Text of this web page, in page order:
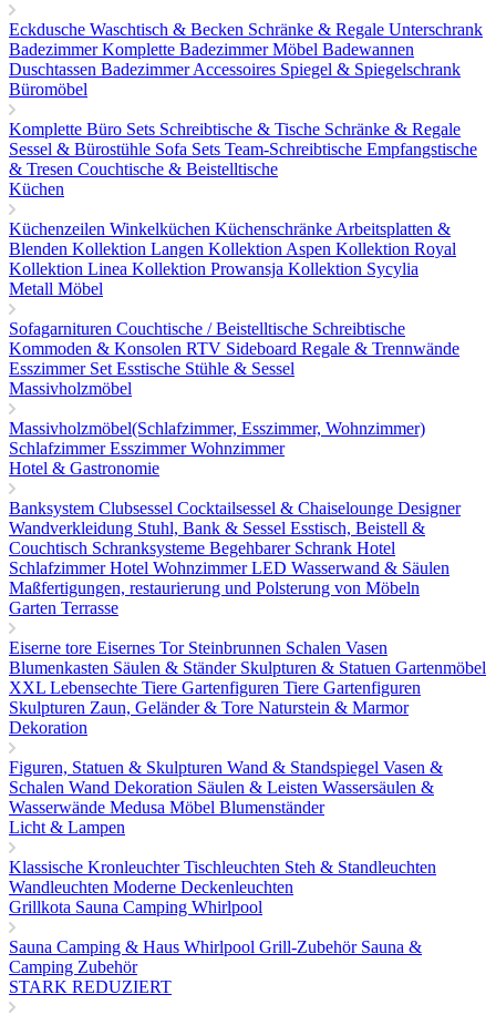
Eckdusche Waschtisch & Becken Schränke & Regale Unterschrank
BadezimmerKomplette Badezimmer Möbel Badewannen
Duschtassen Badezimmer Accessoires Spiegel & Spiegelschrank
Büromöbel
Komplette Büro Sets Schreibtische & Tische Schränke & Regale
Sessel & Bürostühle Sofa Sets Team-Schreibtische Empfangstische
& Tresen Couchtische & Beistelltische
Küchen
Küchenzeilen Winkelküchen Küchenschränke Arbeitsplatten &
Blenden Kollektion Langen Kollektion Aspen Kollektion Royal
Kollektion Linea Kollektion Prowansja Kollektion Sycylia
Metall Möbel
Sofagarnituren Couchtische / Beistelltische Schreibtische
Kommoden & Konsolen RTV Sideboard Regale & Trennwände
Esszimmer Set Esstische Stühle & Sessel
Massivholzmöbel
Massivholzmöbel(Schlafzimmer, Esszimmer, Wohnzimmer)
SchlafzimmerEsszimmerWohnzimmer
Hotel & Gastronomie
Banksystem Clubsessel Cocktailsessel & Chaiselounge Designer
Wandverkleidung Stuhl, Bank & Sessel Esstisch, Beistell &
Couchtisch Schranksysteme Begehbarer Schrank Hotel
SchlafzimmerHotel WohnzimmerLED Wasserwand & Säulen
Maßfertigungen, restaurierung und Polsterung von Möbeln
Garten Terrasse
Eiserne tore Eisernes Tor Steinbrunnen Schalen Vasen
Blumenkasten Säulen & Ständer Skulpturen & Statuen Gartenmöbel
XXL Lebensechte Tiere Gartenfiguren Tiere Gartenfiguren
Skulpturen Zaun, Geländer & Tore Naturstein & Marmor
Dekoration
Figuren, Statuen & Skulpturen Wand & Standspiegel Vasen &
Schalen Wand Dekoration Säulen & Leisten Wassersäulen &
Wasserwände Medusa Möbel Blumenständer
Licht & Lampen
Klassische KronleuchterTischleuchten Steh & Standleuchten
Wandleuchten Moderne Deckenleuchten
Grillkota Sauna Camping Whirlpool
Sauna Camping & Haus Whirlpool Grill-Zubehör Sauna &
Camping Zubehör
STARK REDUZIERT